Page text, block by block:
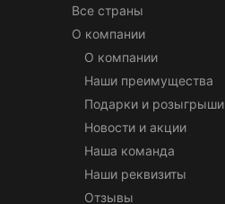
Все страны
О компании
О компании
Наши преимущества
Подарки и розыгрыши
Новости и акции
Наша команда
Наши реквизиты
Отзывы